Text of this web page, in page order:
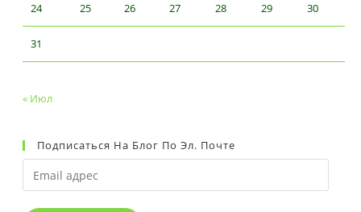
24 25 26 27 28 29 30
31
« Июл
Подписаться На Блог По Эл. Почте
Email
адрес